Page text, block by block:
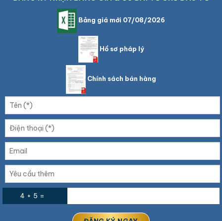
Bảng giá mới 07/08/2026
Hồ sơ pháp lý
Chính sách bán hàng
4 + 5 =